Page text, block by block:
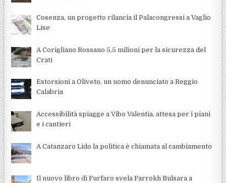
Cosenza, un progetto rilancia il Palacongressi a Vaglio
Lise
A Corigliano Rossano 5,5 milioni per la sicurezza del
Crati
Estorsioni a Oliveto, un uomo denunciato a Reggio
Calabria
Accessibilità spiagge a Vibo Valentia, attesa per i piani
e i cantieri
A Catanzaro Lido la politica è chiamata al cambiamento
Il nuovo libro di Furfaro svela Farrokh Bulsara a